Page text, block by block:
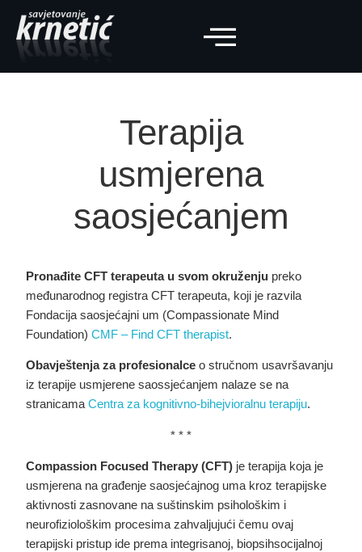
Terapija
usmjerena
saosjećanjem
Pronađite CFT terapeuta u svom okruženju preko
međunarodnog registra CFT terapeuta, koji je razvila
Fondacija saosjećajni um (Compassionate Mind
Foundation)CMF – Find CFT therapist.
Obavještenja za profesionalce o stručnom usavršavanju
iz terapije usmjerene saossjećanjem nalaze se na
stranicamaCentra za kognitivno-bihejvioralnu terapiju.
* * *
Compassion Focused Therapy (CFT) je terapija koja je
usmjerena na građenje saosjećajnog uma kroz terapijske
aktivnosti zasnovane na suštinskim psihološkim i
neurofiziološkim procesima zahvaljujući čemu ovaj
terapijski pristup ide prema integrisanoj, biopsihsocijalnoj